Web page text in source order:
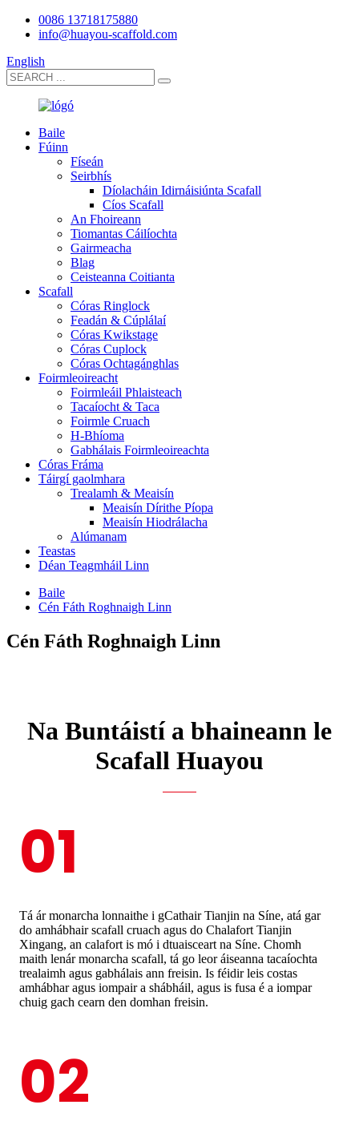
0086 13718175880
info@huayou-scaffold.com
English
Baile
Fúinn
Físeán
Seirbhís
Díolacháin Idirnáisiúnta Scafall
Cíos Scafall
An Fhoireann
Tiomantas Cáilíochta
Gairmeacha
Blag
Ceisteanna Coitianta
Scafall
Córas Ringlock
Feadán & Cúplálaí
Córas Kwikstage
Córas Cuplock
Córas Ochtagánghlas
Foirmleoireacht
Foirmleáil Phlaisteach
Tacaíocht & Taca
Foirmle Cruach
H-Bhíoma
Gabhálais Foirmleoireachta
Córas Fráma
Táirgí gaolmhara
Trealamh & Meaisín
Meaisín Dírithe Píopa
Meaisín Hiodrálacha
Alúmanam
Teastas
Déan Teagmháil Linn
Baile
Cén Fáth Roghnaigh Linn
Cén Fáth Roghnaigh Linn
Na Buntáistí a bhaineann le
Scafall Huayou
01
Tá ár monarcha lonnaithe i gCathair Tianjin na Síne, atá gar
do amhábhair scafall cruach agus do Chalafort Tianjin
Xingang, an calafort is mó i dtuaisceart na Síne. Chomh
maith lenár monarcha scafall, tá go leor áiseanna tacaíochta
trealaimh agus gabhálais ann freisin. Is féidir leis costas
amhábhar agus iompair a shábháil, agus is fusa é a iompar
chuig gach cearn den domhan freisin.
02